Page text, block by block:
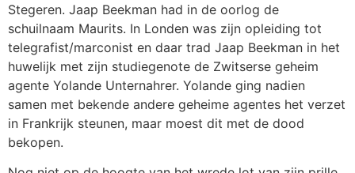
Stegeren. Jaap Beekman had in de oorlog de
schuilnaam Maurits. In Londen was zijn opleiding tot
telegrafist/marconist en daar trad Jaap Beekman in het
huwelijk met zijn studiegenote de Zwitserse geheim
agente Yolande Unternahrer. Yolande ging nadien
samen met bekende andere geheime agentes het verzet
in Frankrijk steunen, maar moest dit met de dood
bekopen.